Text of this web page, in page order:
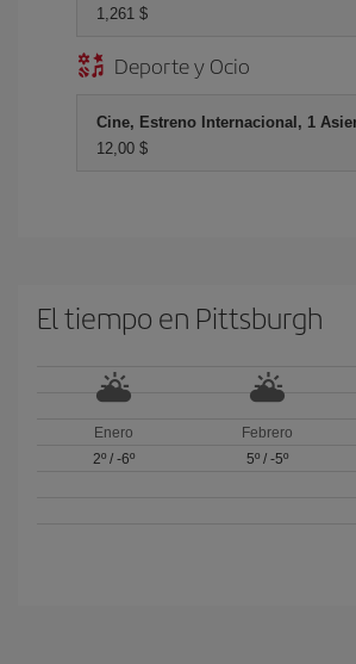
1,261 $
Deporte y Ocio
Cine, Estreno Internacional, 1
12,00 $
El tiempo en Pittsburgh
Enero
2º/ -6º
Febrero
5º/ -5º